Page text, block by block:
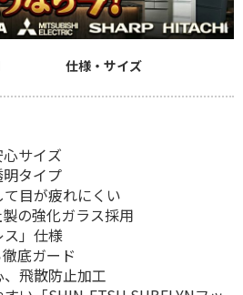
仕様・サイズ
サイズ
タイプ
目が疲れにくい
の強化ガラス採用
」仕様
底ガード
飛散防止加工